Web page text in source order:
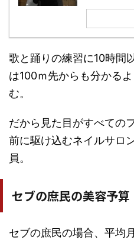
歌と踊りの練習に10時間
は100ｍ先からも分かる
む。
だから見た目がすべての
前に駆け込むネイルサロ
員。
セブの庶民の美容予算
セブの庶民の場合、平均